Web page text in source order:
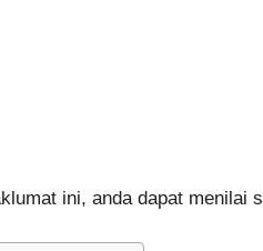
ini, anda dapat menilai